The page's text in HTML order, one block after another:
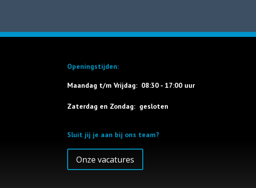
Openingstijden:
Maandag t/m Vrijdag: 08:30 - 17:00 uur
Zaterdag en Zondag: gesloten
Sluit jij je aan bij ons team?
Onze vacatures